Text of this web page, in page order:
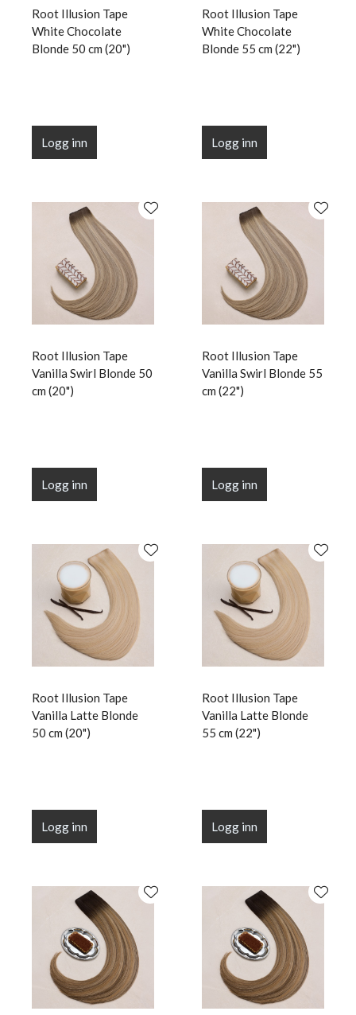
Root Illusion Tape
White Chocolate
Blonde 50 cm (20")
Logg inn
Root Illusion Tape
White Chocolate
Blonde 55 cm (22")
Logg inn
Root Illusion Tape
Vanilla Swirl Blonde 50
cm (20")
Logg inn
Root Illusion Tape
Vanilla Swirl Blonde 55
cm (22")
Logg inn
Root Illusion Tape
Vanilla Latte Blonde
50 cm (20")
Logg inn
Root Illusion Tape
Vanilla Latte Blonde
55 cm (22")
Logg inn